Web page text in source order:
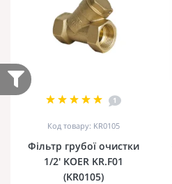
1
Код товару: KR0105
Фільтр грубої очистки
1/2' KOER KR.F01
(KR0105)